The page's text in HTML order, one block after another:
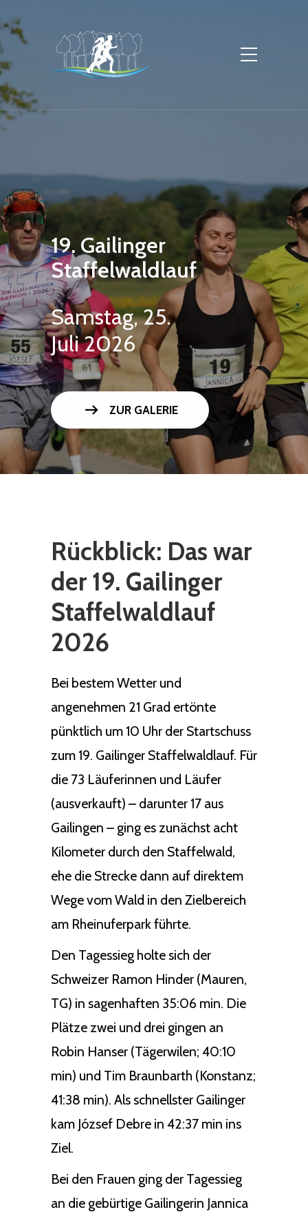
19. Gailinger
Staffelwaldlauf
Samstag, 25.
Juli 2026
arrow_right_alt ZUR GALERIE
Rückblick: Das war
der 19. Gailinger
Staffelwaldlauf
2026
Bei bestem Wetter und
angenehmen 21 Grad ertönte
pünktlich um 10 Uhr der Startschuss
zum 19. Gailinger Staffelwaldlauf. Für
die 73 Läuferinnen und Läufer
(ausverkauft) – darunter 17 aus
Gailingen – ging es zunächst acht
Kilometer durch den Staffelwald,
ehe die Strecke dann auf direktem
Wege vom Wald in den Zielbereich
am Rheinuferpark führte.
Den Tagessieg holte sich der
Schweizer Ramon Hinder (Mauren,
TG) in sagenhaften 35:06 min. Die
Plätze zwei und drei gingen an
Robin Hanser (Tägerwilen; 40:10
min) und Tim Braunbarth (Konstanz;
41:38 min). Als schnellster Gailinger
kam József Debre in 42:37 min ins
Ziel.
Bei den Frauen ging der Tagessieg
an die gebürtige Gailingerin Jannica